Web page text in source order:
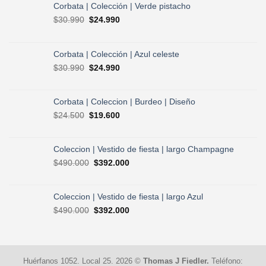
Corbata | Colección | Verde pistacho
$30.990 El
era:
$30.990.
$24.990El
es:
$24.990.
Corbata | Colección | Azul celeste
$30.990 El
era:
$30.990.
$24.990El
es:
Corbata | Coleccion | Burdeo | Diseño
$24.500 El
era:
$24.500.
$19.600El
es:
$19.600.
Coleccion | Vestido de fiesta | largo Champagne
$490.000 El
era:
$490.000.
$392.000El
es:
Coleccion | Vestido de fiesta | largo Azul
$490.000 El
$392.000El
Huérfanos 1052. Local 25. 2026 © Thomas J Fiedler. Teléfono: